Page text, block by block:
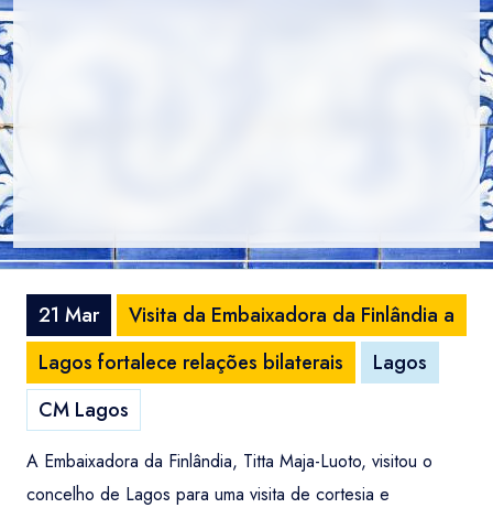
21 Mar
Visita da Embaixadora da Finlândia a
Lagos fortalece relações bilaterais
Lagos
CM Lagos
A Embaixadora da Finlândia, Titta Maja-Luoto, visitou o
concelho de Lagos para uma visita de cortesia e